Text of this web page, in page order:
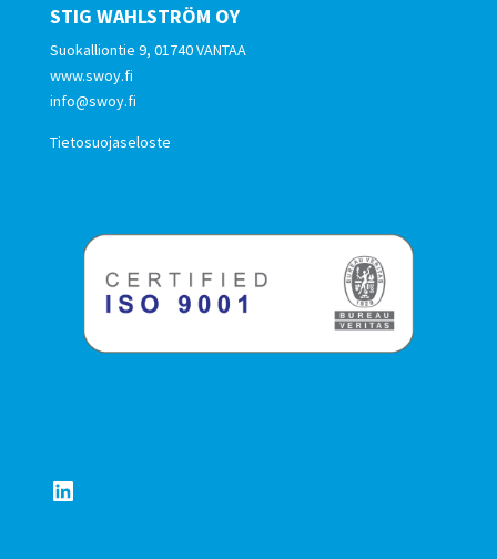
STIG WAHLSTRÖM OY
Suokalliontie 9, 01740 VANTAA
www.swoy.fi
info@swoy.fi
Tietosuojaseloste
LinkedIn